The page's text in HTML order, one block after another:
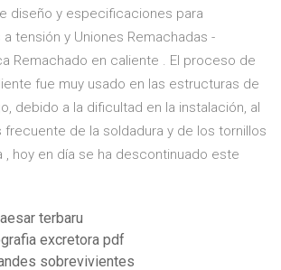
diseño y especificaciones para
tensión y Uniones Remachadas -
Remachado en caliente . El proceso de
fue muy usado en las estructuras de
debido a la dificultad en la instalación, al
frecuente de la soldadura y de los tornillos
, hoy en día se ha descontinuado este
terbaru
excretora pdf
sobrevivientes